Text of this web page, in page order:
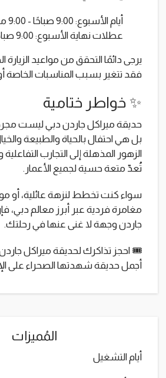
أيام الأسبوع: 9:00 صباحًا - 9:00 مساءً
عطلات نهاية الأسبوع: 9:00 صباحًا - 11:00 مساءً
يرجى دائمًا التحقق من مواعيد الزيارة
فقد تتغير بسبب المناسبات الخاصة أو
✨ خواطر ختامية
حديقة ميراكل جاردن دبي ليست
بل هي احتفال بالحياة والطبيعة
الزهور المذهلة إلى التجارب التفاعلية
تُعدّ متعة حسية لجميع الأعمار.
سواء كنت تخطط لنزهة عائلية، أو
مغامرة فردية عبر أبرز معالم دبي،
جاردن وجهة لا غنى عنها في رحلتك.
🎟️ احجز تذاكرك لحديقة ميراكل
أجمل حديقة شهدتها الصحراء على
المُميزات
أيام التشغيل